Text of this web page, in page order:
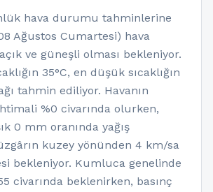
hava durumu tahminlerine
Ağustos Cumartesi) hava
ve güneşli olması bekleniyor.
35°C, en düşük sıcaklığın
tahmin ediliyor. Havanın
%0 civarında olurken,
0 mm oranında yağış
kuzey yönünden 4 km/sa
bekleniyor. Kumluca genelinde
civarında beklenirken, basınç